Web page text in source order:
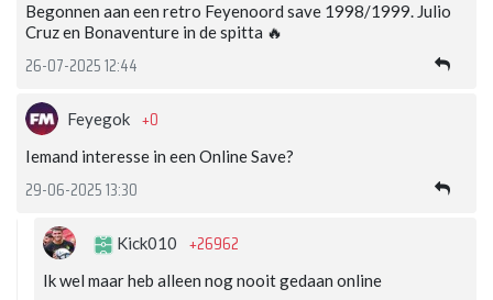
Begonnen aan een retro Feyenoord save 1998/1999. Julio
Cruz en Bonaventure in de spitta 🔥
26-07-2025 12:44
Feyegok +0
Iemand interesse in een Online Save?
29-06-2025 13:30
Kick010 +26962
Ik wel maar heb alleen nog nooit gedaan online